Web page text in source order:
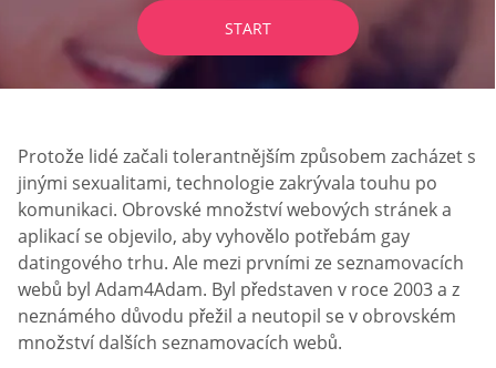
START
Protože lidé začali tolerantnějším způsobem zacházet s
jinými sexualitami, technologie zakrývala touhu po
komunikaci. Obrovské množství webových stránek a
aplikací se objevilo, aby vyhovělo potřebám gay
datingového trhu. Ale mezi prvními ze seznamovacích
webů byl Adam4Adam. Byl představen v roce 2003 a z
neznámého důvodu přežil a neutopil se v obrovském
množství dalších seznamovacích webů.